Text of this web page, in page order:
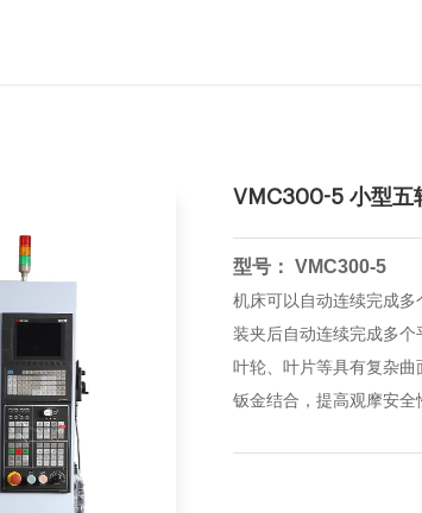
VMC300-5 小型五
型号： VMC300-5
机床可以自动连续完成
装夹后自动连续完成多
叶轮、叶片等具有复杂
钣金结合，提高观摩安全